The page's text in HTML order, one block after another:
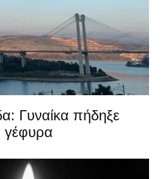
Γυναίκα πήδηξε
γέφυρα